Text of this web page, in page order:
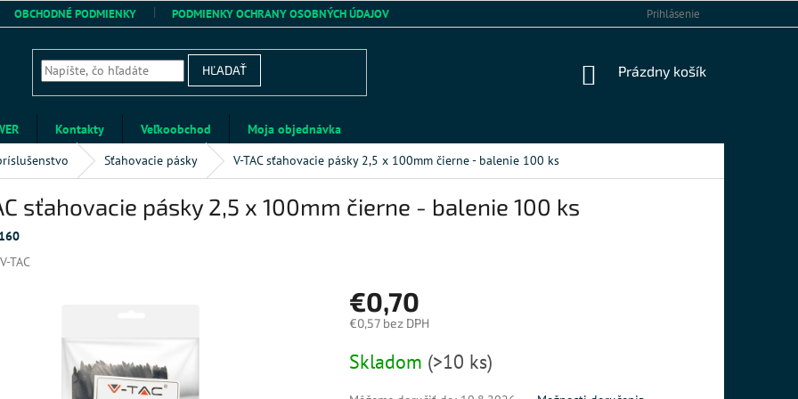
OBCHODNÉ PODMIENKY PODMIENKY OCHRANY OSOBNÝCH ÚDAJOV Prihlásenie
HĽADAŤ
NÁKUPNÝ
Prázdny košík
Kontakty Veľkoobchod
Moja objednávka
Sťahovacie pásky V-TAC sťahovacie pásky 2,5 x 100mm čierne - balenie 100 ks
sťahovacie pásky 2,5 x 100mm čierne - balenie 100 ks
V-TAC
€0,70
€0,57 bez DPH
cena:
Skladom (>10 ks)